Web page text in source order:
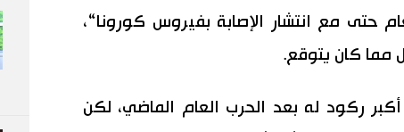
حتى مع انتشار الإصابة بفيروس كورونا“،
مما كان يتوقع.
ركود له بعد الحرب العام الماضي، لكن